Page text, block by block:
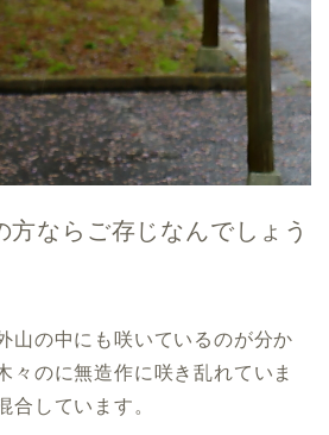
方ならご存じなんでしょう
山の中にも咲いているのが分か
々のに無造作に咲き乱れていま
合しています。